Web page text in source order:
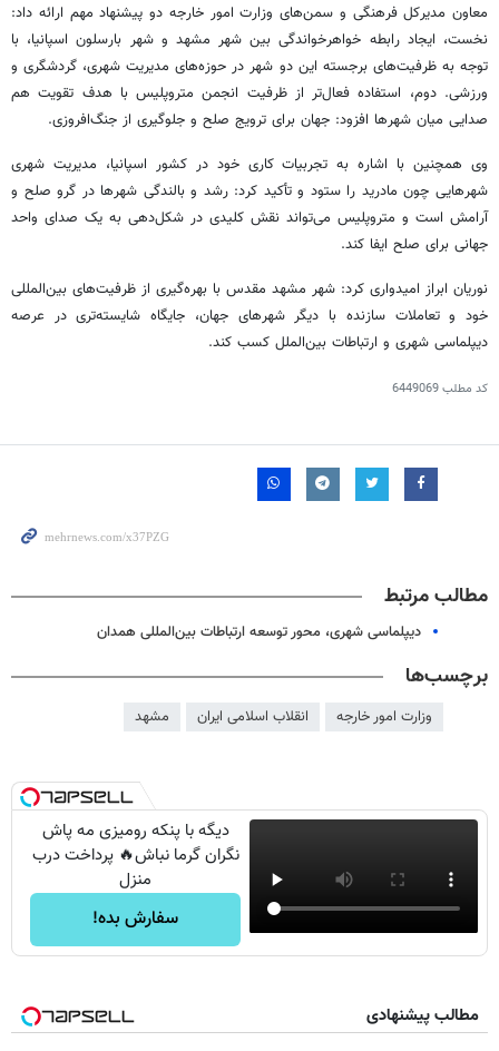
معاون مدیرکل فرهنگی و سمن‌های وزارت امور خارجه دو پیشنهاد مهم ارائه داد:
نخست، ایجاد رابطه خواهرخواندگی بین شهر مشهد و شهر بارسلون اسپانیا، با
توجه به ظرفیت‌های برجسته این دو شهر در حوزه‌های مدیریت شهری، گردشگری و
ورزشی. دوم، استفاده فعال‌تر از ظرفیت انجمن متروپلیس با هدف تقویت هم
صدایی میان شهرها افزود: جهان برای ترویج صلح و جلوگیری از جنگ‌افروزی.
وی همچنین با اشاره به تجربیات کاری خود در کشور اسپانیا، مدیریت شهری
شهرهایی چون مادرید را ستود و تأکید کرد: رشد و بالندگی شهرها در گرو صلح و
آرامش است و متروپلیس می‌تواند نقش کلیدی در شکل‌دهی به یک صدای واحد
جهانی برای صلح ایفا کند.
نوریان ابراز امیدواری کرد: شهر مشهد مقدس با بهره‌گیری از ظرفیت‌های بین‌المللی
خود و تعاملات سازنده با دیگر شهرهای جهان، جایگاه شایسته‌تری در عرصه
دیپلماسی شهری و ارتباطات بین‌الملل کسب کند.
کد مطلب6449069
مطالب مرتبط
دیپلماسی شهری، محور توسعه ارتباطات بین‌المللی همدان
برچسب‌ها
وزارت امور خارجه انقلاب اسلامی ایران مشهد
دیگه با پنکه رومیزی مه پاش
نگران گرما نباش🔥 پرداخت درب
منزل
سفارش بده!
مطالب پیشنهادی